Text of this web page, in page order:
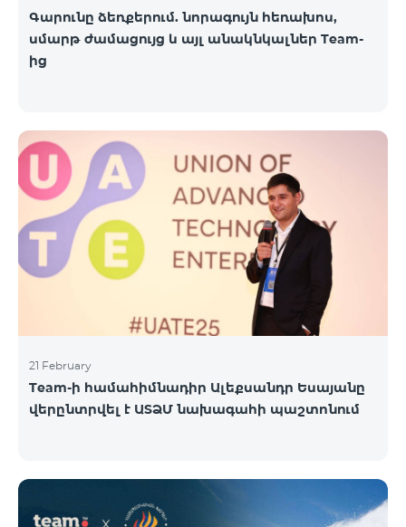
Գարունը ձեռքերում. նորագույն հեռախոս,
սմարթ ժամացույց և այլ անակնկալներ Team-
ից
21 February
Team-ի համահիմնադիր Ալեքսանդր Եսայանը
վերընտրվել է ԱՏՁՄ նախագահի պաշտոնում